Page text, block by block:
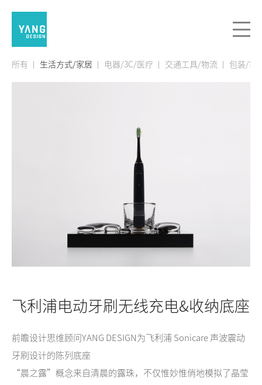
所有 生活方式/家居 电器/3C/医疗 交通工具/物流 包装/容
飞利浦电动牙刷无线充电&收纳底座
前瞻设计思维顾问YANG DESIGN为飞利浦 Sonicare 声波震动
牙刷设计的陈列底座
“晨之露”概念来自清晨的露珠，不仅惟妙惟俏地模拟了晶莹